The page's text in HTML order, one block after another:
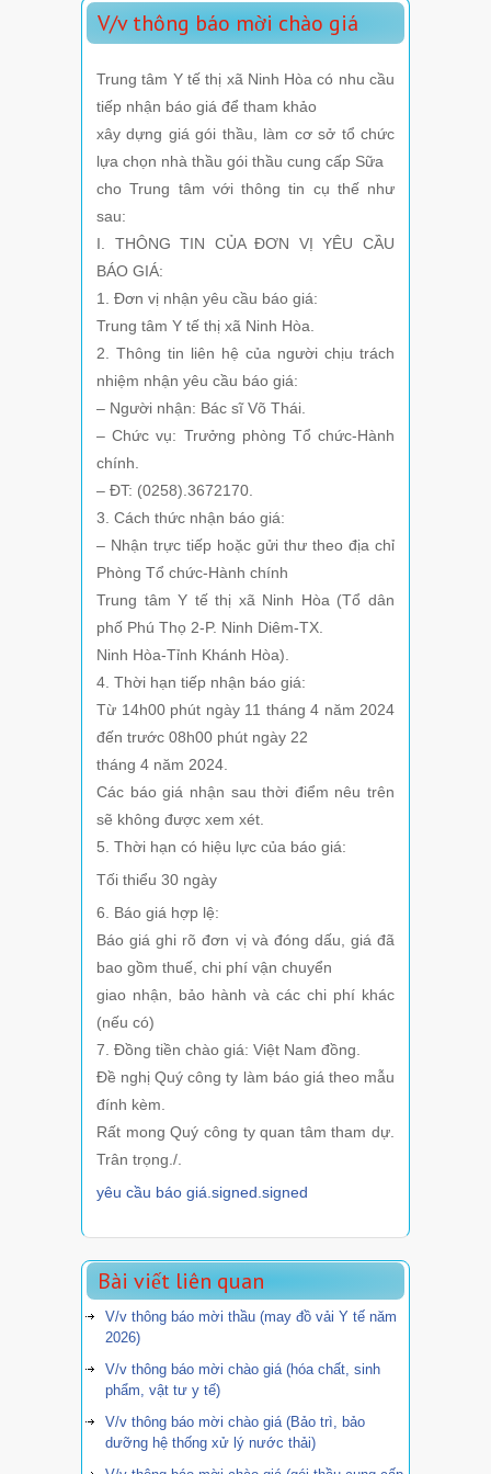
V/v thông báo mời chào giá
Trung tâm Y tế thị xã Ninh Hòa có nhu cầu
tiếp nhận báo giá để tham khảo
xây dựng giá gói thầu, làm cơ sở tổ chức
lựa chọn nhà thầu gói thầu cung cấp Sữa
cho Trung tâm với thông tin cụ thế như
sau:
I. THÔNG TIN CỦA ĐƠN VỊ YÊU CẦU
BÁO GIÁ:
1. Đơn vị nhận yêu cầu báo giá:
Trung tâm Y tế thị xã Ninh Hòa.
2. Thông tin liên hệ của người chịu trách
nhiệm nhận yêu cầu báo giá:
– Người nhận: Bác sĩ Võ Thái.
– Chức vụ: Trưởng phòng Tổ chức-Hành
chính.
– ĐT: (0258).3672170.
3. Cách thức nhận báo giá:
– Nhận trực tiếp hoặc gửi thư theo địa chỉ
Phòng Tổ chức-Hành chính
Trung tâm Y tế thị xã Ninh Hòa (Tổ dân
phố Phú Thọ 2-P. Ninh Diêm-TX.
Ninh Hòa-Tỉnh Khánh Hòa).
4. Thời hạn tiếp nhận báo giá:
Từ 14h00 phút ngày 11 tháng 4 năm 2024
đến trước 08h00 phút ngày 22
tháng 4 năm 2024.
Các báo giá nhận sau thời điểm nêu trên
sẽ không được xem xét.
5. Thời hạn có hiệu lực của báo giá:
Tối thiểu 30 ngày
6. Báo giá hợp lệ:
Báo giá ghi rõ đơn vị và đóng dấu, giá đã
bao gồm thuế, chi phí vận chuyển
giao nhận, bảo hành và các chi phí khác
(nếu có)
7. Đồng tiền chào giá: Việt Nam đồng.
Đề nghị Quý công ty làm báo giá theo mẫu
đính kèm.
Rất mong Quý công ty quan tâm tham dự.
Trân trọng./.
yêu cầu báo giá.signed.signed
Bài viết liên quan
V/v thông báo mời thầu (may đồ vải Y tế năm
2026)
V/v thông báo mời chào giá (hóa chất, sinh
phẩm, vật tư y tế)
V/v thông báo mời chào giá (Bảo trì, bảo
dưỡng hệ thống xử lý nước thải)